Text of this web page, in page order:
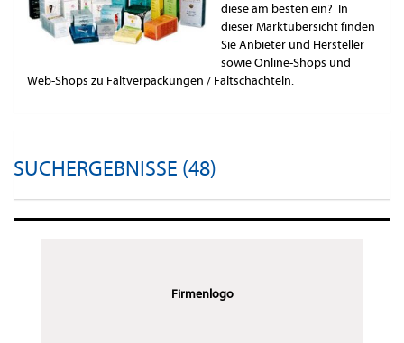
diese am besten ein? In
dieser Marktübersicht finden
Sie Anbieter und Hersteller
sowie Online-Shops und
Web-Shops zu Faltverpackungen / Faltschachteln.
SUCHERGEBNISSE (48)
Firmenlogo